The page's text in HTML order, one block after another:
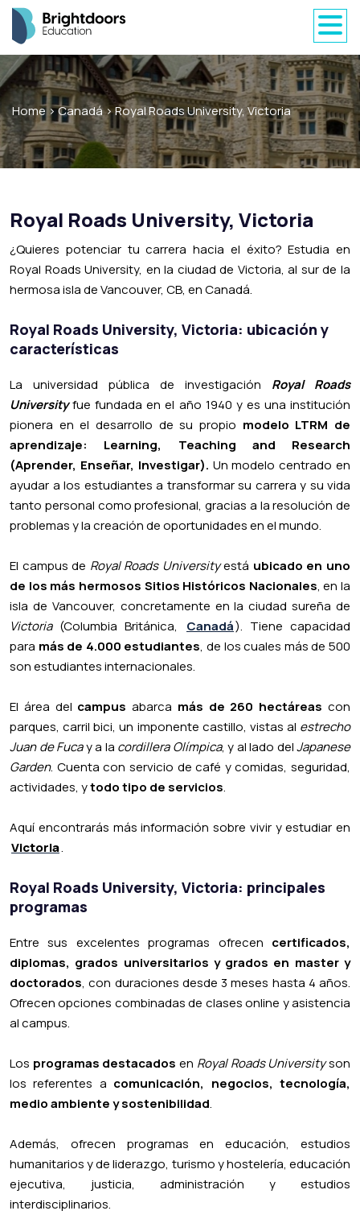
Home>Canadá>Royal Roads University, Victoria
Royal Roads University, Victoria
¿Quieres potenciar tu carrera hacia el éxito? Estudia en
Royal Roads University, en la ciudad de Victoria, al sur de la
hermosa isla de Vancouver, CB, en Canadá.
Royal Roads University, Victoria: ubicación y
características
La universidad pública de investigación Royal Roads
Universityfue fundada en el año 1940 y es una institución
pionera en el desarrollo de su propio modelo LTRM de
aprendizaje: Learning, Teaching and Research
(Aprender, Enseñar, Investigar). Un modelo centrado en
ayudar a los estudiantes a transformar su carrera y su vida
tanto personal como profesional, gracias a la resolución de
problemas y la creación de oportunidades en el mundo.
El campus de Royal Roads Universityestá ubicado en uno
de los más hermosos Sitios Históricos Nacionales, en la
isla de Vancouver, concretamente en la ciudad sureña de
Victoria(Columbia Británica, Canadá). Tiene capacidad
para más de 4.000 estudiantes, de los cuales más de 500
son estudiantes internacionales.
El área del campus abarca más de 260 hectáreas con
parques, carril bici, un imponente castillo, vistas al estrecho
Juan de Fucay a la cordillera Olímpica, y al lado delJapanese
Garden. Cuenta con servicio de café y comidas, seguridad,
actividades, ytodo tipo de servicios.
Aquí encontrarás más información sobre vivir y estudiar en
Victoria.
Royal Roads University, Victoria: principales
programas
Entre sus excelentes programas ofrecen certificados,
diplomas, grados universitarios y grados en master y
doctorados, con duraciones desde 3 meses hasta 4 años.
Ofrecen opciones combinadas de clases online y asistencia
al campus.
Los programas destacados en Royal Roads Universityson
los referentes a comunicación, negocios, tecnología,
medio ambiente y sostenibilidad.
Además, ofrecen programas en educación, estudios
humanitarios y de liderazgo, turismo y hostelería, educación
ejecutiva, justicia, administración y estudios
interdisciplinarios.